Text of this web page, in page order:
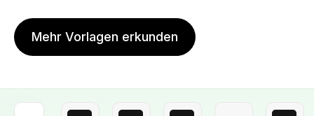
Mehr Vorlagen erkunden